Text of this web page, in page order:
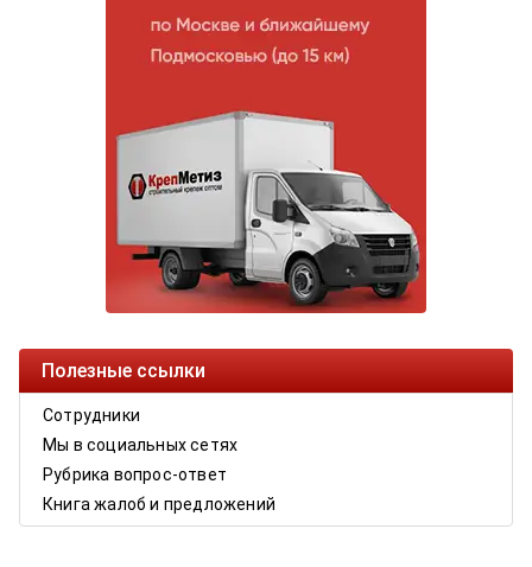
Полезные ссылки
Сотрудники
Мы в социальных сетях
Рубрика вопрос-ответ
Книга жалоб и предложений